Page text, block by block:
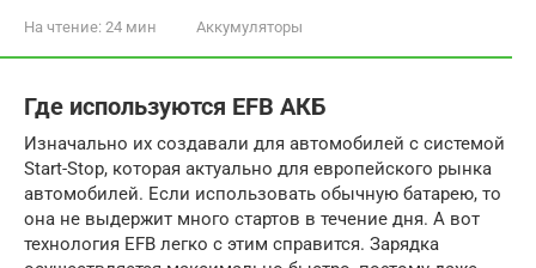
На чтение: 24 мин Аккумуляторы
Где используются EFB АКБ
Изначально их создавали для автомобилей с системой
Start-Stop, которая актуально для европейского рынка
автомобилей. Если использовать обычную батарею, то
она не выдержит много стартов в течение дня. А вот
технология EFB легко с этим справится. Зарядка